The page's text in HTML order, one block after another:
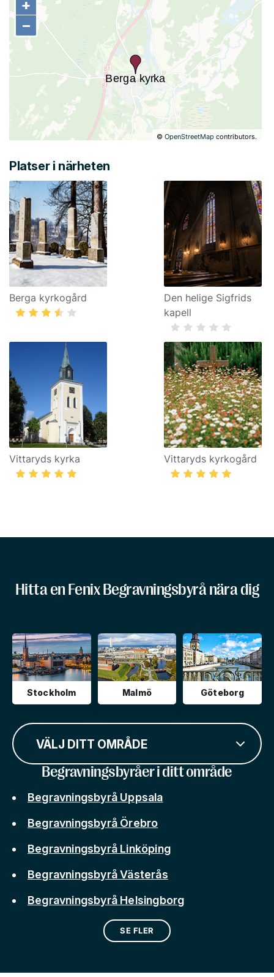
+
−
©OpenStreetMap contributors.
+
−
Platser i närheten
Berga kyrkogård
Den helige Sigfrids
kapell
Vittaryds kyrka Vittaryds kyrkogård
Hitta en Fenix Begravningsbyrå nära dig
Stockholm Malmö Göteborg
VÄLJ DITT OMRÅDE
Begravningsbyråer i ditt område
Begravningsbyrå Uppsala
Begravningsbyrå Örebro
Begravningsbyrå Linköping
Begravningsbyrå Västerås
Begravningsbyrå Helsingborg
SE FLER